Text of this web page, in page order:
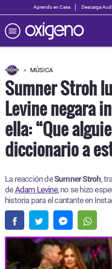
Aprendo en Casa Descarga
MÚSICA
Sumner Stroh
Levine negara
ella: “Que
diccionario a
La reacción deSumner Stroh,
deAdam Levine, no se hizo
historia para el cantante en